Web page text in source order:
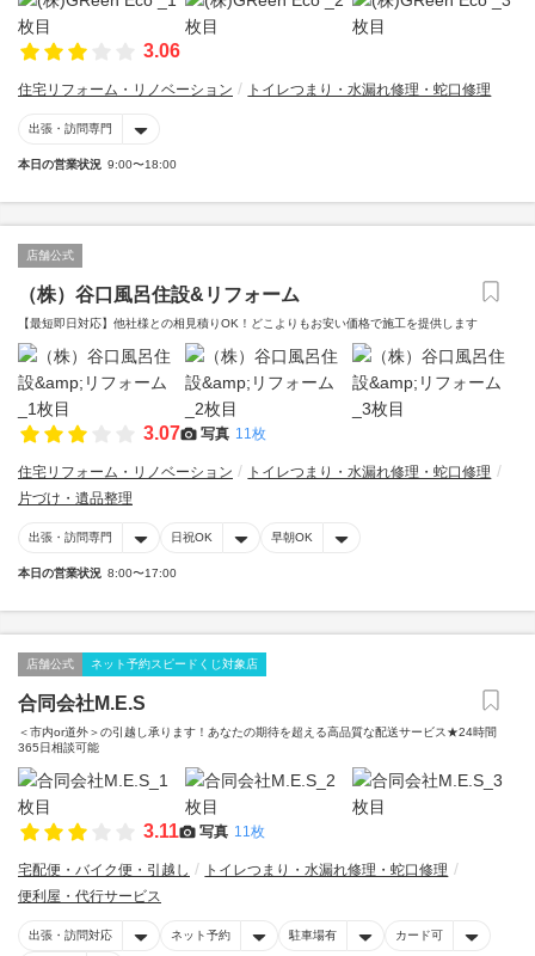
3.06
住宅リフォーム・リノベーション トイレつまり・水漏れ修理・蛇口修理
出張・訪問専門
本日の営業状況 9:00〜18:00
店舗公式
（株）谷口風呂住設&リフォーム
【最短即日対応】他社様との相見積りOK！どこよりもお安い価格で施工を提供します
3.07 写真 11枚
住宅リフォーム・リノベーション
トイレつまり・水漏れ修理・蛇口修理
片づけ・遺品整理
出張・訪問専門 日祝OK 早朝OK
本日の営業状況 8:00〜17:00
店舗公式 ネット予約スピードくじ対象店
合同会社M.E.S
＜市内or道外＞の引越し承ります！あなたの期待を超える高品質な配送サービス★24時間
365日相談可能
3.11 写真 11枚
宅配便・バイク便・引越し
トイレつまり・水漏れ修理・蛇口修理
便利屋・代行サービス
出張・訪問対応 ネット予約 駐車場有 カード可